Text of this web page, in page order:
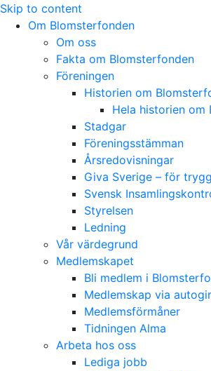
Skip to content
Om Blomsterfonden
Om oss
Fakta om Blomsterfonden
Föreningen
Historien om
Hela historien om
Stadgar
Föreningsstämman
Årsredovisningar
Giva Sverige – för
Svensk
Styrelsen
Ledning
Vår värdegrund
Medlemskapet
Bli medlem i
Medlemskap via
Medlemsförmåner
Tidningen Alma
Arbeta hos oss
Lediga jobb